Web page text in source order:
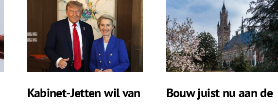
Kabinet-Jetten wil van
Bouw juist nu aan de